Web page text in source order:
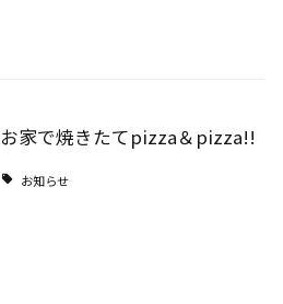
お家で焼きたてpizza＆pizza!!
お知らせ